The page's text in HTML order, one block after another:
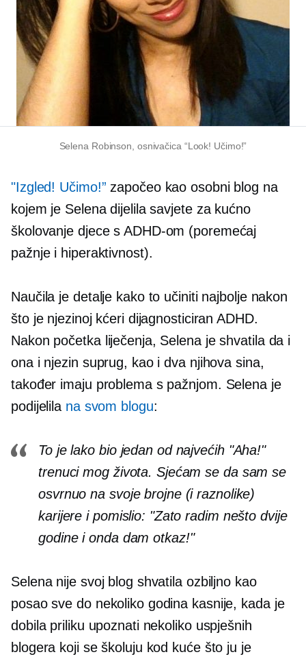
Selena Robinson, osnivačica “Look! Učimo!”
"Izgled! Učimo!” započeo kao osobni blog na
kojem je Selena dijelila savjete za kućno
školovanje djece s ADHD-om (poremećaj
pažnje i hiperaktivnost).
Naučila je detalje kako to učiniti najbolje nakon
što je njezinoj kćeri dijagnosticiran ADHD.
Nakon početka liječenja, Selena je shvatila da i
ona i njezin suprug, kao i dva njihova sina,
također imaju problema s pažnjom. Selena je
podijelila na svom blogu:
To je lako bio jedan od najvećih "Aha!"
trenuci mog života. Sjećam se da sam se
osvrnuo na svoje brojne (i raznolike)
karijere i pomislio: "Zato radim nešto dvije
godine i onda dam otkaz!"
Selena nije svoj blog shvatila ozbiljno kao
posao sve do nekoliko godina kasnije, kada je
dobila priliku upoznati nekoliko uspješnih
blogera koji se školuju kod kuće što ju je